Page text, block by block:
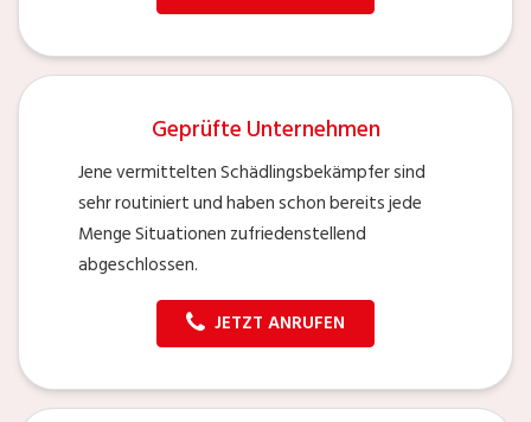
Geprüfte Unternehmen
Jene vermittelten Schädlingsbekämpfer sind
sehr routiniert und haben schon bereits jede
Menge Situationen zufriedenstellend
abgeschlossen.
JETZT ANRUFEN